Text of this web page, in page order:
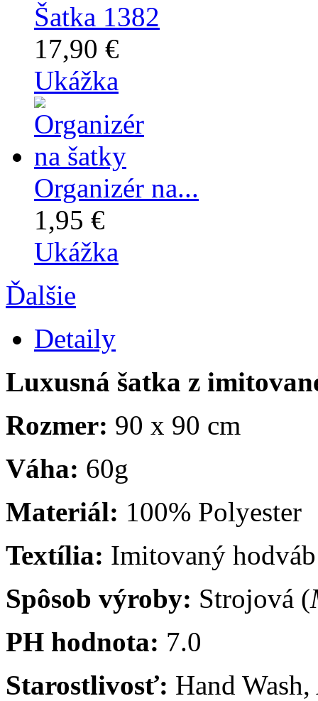
Šatka 1382
17,90 €
Ukážka
Organizér na...
1,95 €
Ukážka
Ďalšie
Detaily
Luxusná šatka z
Rozmer: 90 x 90 cm
Váha: 60g
Materiál: 100% Polyester
Textília: Imitovaný
Spôsob výroby: Strojová (
PH hodnota: 7.0
Starostlivosť: Hand